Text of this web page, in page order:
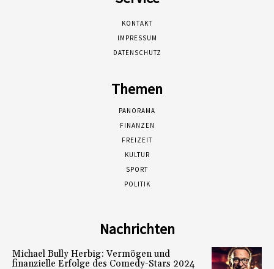
KONTAKT
IMPRESSUM
DATENSCHUTZ
Themen
PANORAMA
FINANZEN
FREIZEIT
KULTUR
SPORT
POLITIK
Nachrichten
Michael Bully Herbig: Vermögen und
finanzielle Erfolge des Comedy-Stars 2024